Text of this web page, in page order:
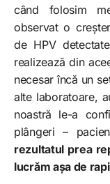
când folosim
observat o
de HPV
realizează din
necesar încă un
alte laboratoare,
noastră le-a
plângeri –
rezultatul prea
lucrăm așa de